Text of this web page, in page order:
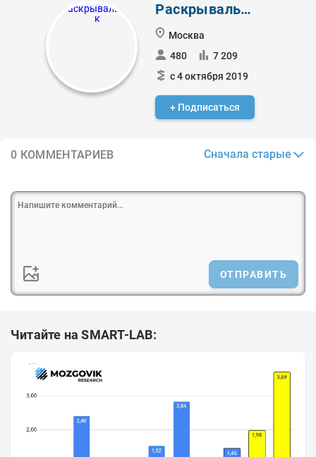
Раскрывальщик
Москва
480
7 209
с 4 октября 2019
+ Подписаться
0 КОММЕНТАРИЕВ Сначала старые
ОТПРАВИТЬ
Читайте на SMART-LAB: